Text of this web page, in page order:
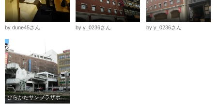
by dune45さん by y_0236さん by y_0236さん
ひらかたサンプラザホテル周辺の光景